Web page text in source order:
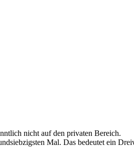
nicht auf den privaten Bereich.
Mal. Das bedeutet ein